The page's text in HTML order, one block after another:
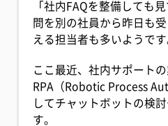
「社内FAQを整備しても
問を別の社員から昨日も
える担当者も多いようです
ここ最近、社内サポート
RPA（Robotic Process
してチャットボットの検
す。